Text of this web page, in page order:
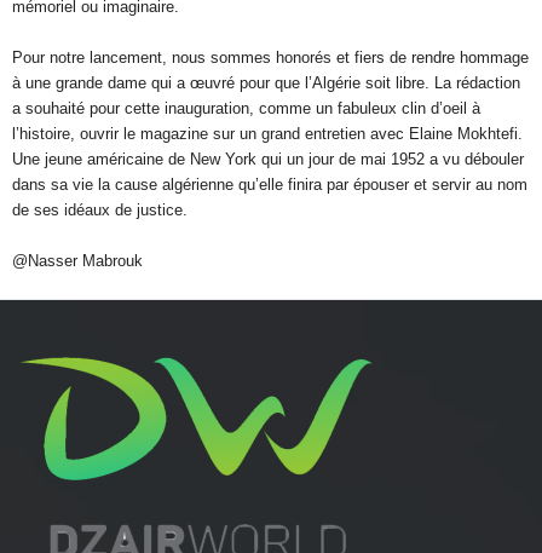
mémoriel ou imaginaire.
Pour notre lancement, nous sommes honorés et fiers de rendre hommage
à une grande dame qui a œuvré pour que l’Algérie soit libre. La rédaction
a souhaité pour cette inauguration, comme un fabuleux clin d’oeil à
l’histoire, ouvrir le magazine sur un grand entretien avec Elaine Mokhtefi.
Une jeune américaine de New York qui un jour de mai 1952 a vu débouler
dans sa vie la cause algérienne qu’elle finira par épouser et servir au nom
de ses idéaux de justice.
@Nasser Mabrouk